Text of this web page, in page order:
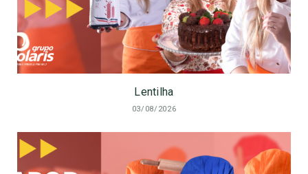
Lentilha
03/08/2026